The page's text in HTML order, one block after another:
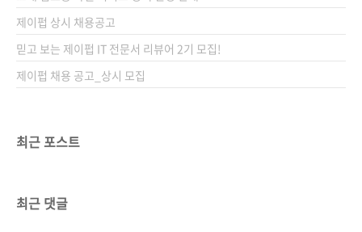
제이펍 상시 채용공고
믿고 보는 제이펍 IT 전문서 리뷰어 2기 모집!
제이펍 채용 공고_상시 모집
최근 포스트
최근 댓글